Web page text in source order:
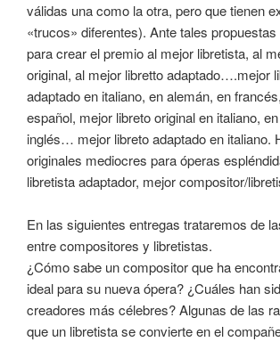
válidas una como la otra, pero que tienen
«trucos» diferentes). Ante tales
para crear el premio al mejor libretista, al
original, al mejor libretto adaptado….mejor
adaptado en italiano, en alemán, en
español, mejor libreto original en italiano,
inglés… mejor libreto adaptado en italiano.
originales mediocres para óperas
libretista adaptador, mejor compositor/
En las siguientes entregas trataremos de
entre compositores y libretistas.
¿Cómo sabe un compositor que ha
ideal para su nueva ópera? ¿Cuáles han
creadores más célebres? Algunas de las
que un libretista se convierte en el